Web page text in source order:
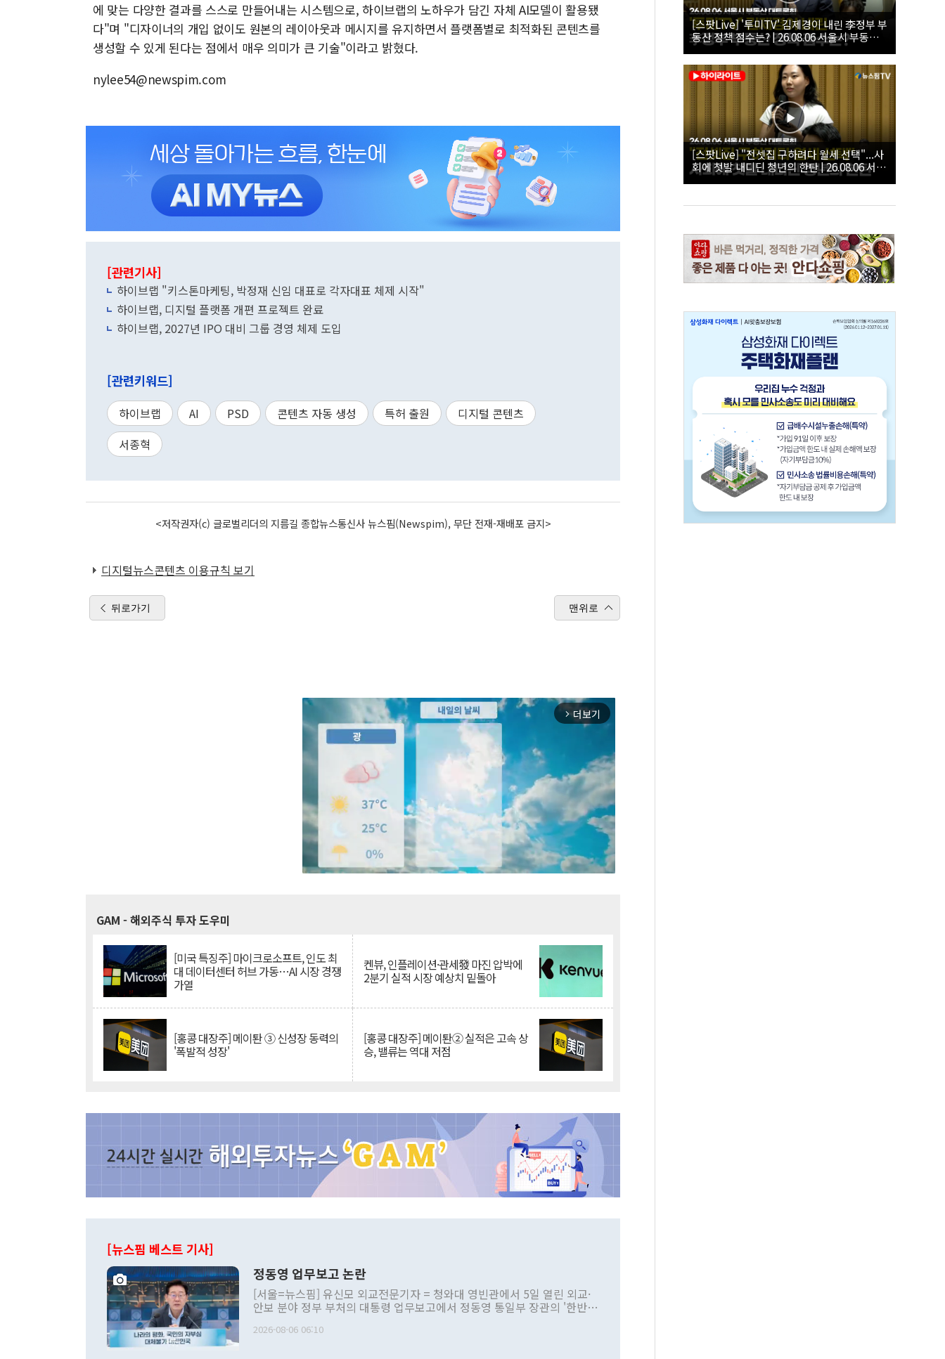
에 맞는 다양한 결과를 스스로 만들어내는 시스템으로, 하이브랩의 노하우가 담긴 자체 AI모델이 활용됐
다"며 "디자이너의 개입 없이도 원본의 레이아웃과 메시지를 유지하면서 플랫폼별로 최적화된 콘텐츠를
생성할 수 있게 된다는 점에서 매우 의미가 큰 기술"이라고 밝혔다.
nylee54@newspim.com
[관련기사]
하이브랩 "키스톤마케팅, 박정재 신임 대표로 각자대표 체제 시작"
하이브랩, 디지털 플랫폼 개편 프로젝트 완료
하이브랩, 2027년 IPO 대비 그룹 경영 체제 도입
[관련키워드]
하이브랩 AI PSD 콘텐츠 자동 생성 특허 출원
디지털 콘텐츠
서종혁
<저작권자(c) 글로벌리더의 지름길 종합뉴스통신사 뉴스핌(Newspim), 무단 전재-재배포 금지>
디지털뉴스콘텐츠 이용규칙 보기
뒤로가기 맨위로
arrow_forward_ios 더보기
GAM - 해외주식 투자 도우미
[미국 특징주] 마이크로소프트, 인도 최
대 데이터센터 허브 가동…AI 시장 경쟁
가열
켄뷰, 인플레이션·관세發 마진 압박에
2분기 실적 시장 예상치 밑돌아
[홍콩 대장주] 메이퇀 ③ 신성장 동력의
'폭발적 성장'
[홍콩 대장주] 메이퇀② 실적은 고속 상
승, 밸류는 역대 저점
[뉴스핌 베스트 기사]
정동영 업무보고 논란
[서울=뉴스핌] 유신모 외교전문기자 = 청와대 영빈관에서 5일 열린 외교·
안보 분야 정부 부처의 대통령 업무보고에서 정동영 통일부 장관의 '한반도
발언 중에는 정부 내 조율을 거치지 않은 사안을 정책으로 추진하겠다고 공
2026-08-06 06:10
[스팟Live] '투미TV' 김제경이 내린 李정부 부
동산 정책 점수는? | 26.08.06 서울시 부동산
대토론회
[스팟Live] "전셋집 구하려다 월세 선택"...사
회에 첫발 내디딘 청년의 한탄 | 26.08.06 서울
시 부동산 대토론회